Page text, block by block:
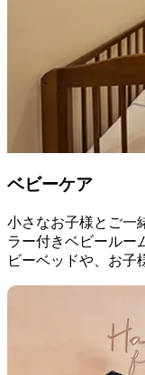
ベビーケア
小さなお子様とご一
ラー付きベビールー
ビーベッドや、お子